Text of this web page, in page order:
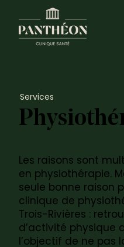
Services
Les raisons sont
en physiothérapie.
seule bonne raison
clinique de
Trois-Rivières :
d’activité physique
l’objectif de ne pas